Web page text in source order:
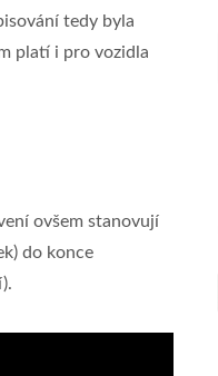
tedy byla
platí i pro vozidla
ovšem stanovují
do konce